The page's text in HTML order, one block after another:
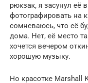
рюкзак, я засунул её
фотографировать на
сомневаюсь, что её
дома. Нет, её место
хочется вечером
хорошую музыку.
Но красотке Marshall